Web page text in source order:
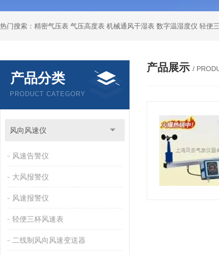
产品分类
PRODUCT CATEGORY
风向风速仪
风速告警仪
大风报警仪
风速报警仪
轻便三杯风速表
二线制风向风速变送器
产品展示 /